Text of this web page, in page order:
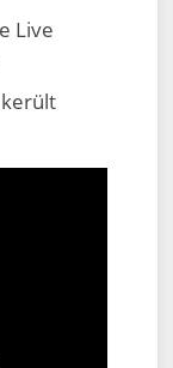
Live